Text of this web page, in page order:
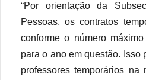
“Por orientação da
Pessoas, os contratos
conforme o número
para o ano em questão. Isso
professores temporários na